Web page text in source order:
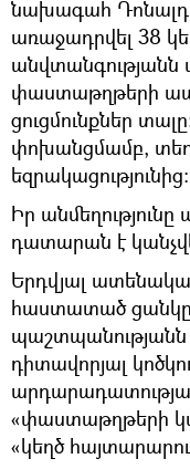
նախագահ
առաջադրվել 38
անվտանգությանն
փաստաթղթերի
ցուցմունքներ
փոխանցմամբ,
եզրակացությունից։
Իր
դատարան է
Երդվյալ
հաստատած ցանկը
պաշտպանությանն
դիտավորյալ
«փաստաթղթերի
«կեղծ